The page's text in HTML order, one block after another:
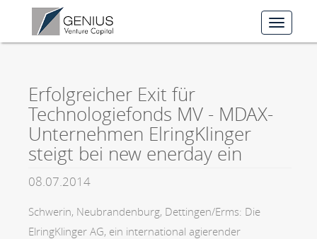
Toggle
Erfolgreicher Exit für
Technologiefonds MV - MDAX-
Unternehmen ElringKlinger
steigt bei new enerday ein
08.07.2014
Schwerin, Neubrandenburg, Dettingen/Erms: Die
ElringKlinger AG, ein international agierender